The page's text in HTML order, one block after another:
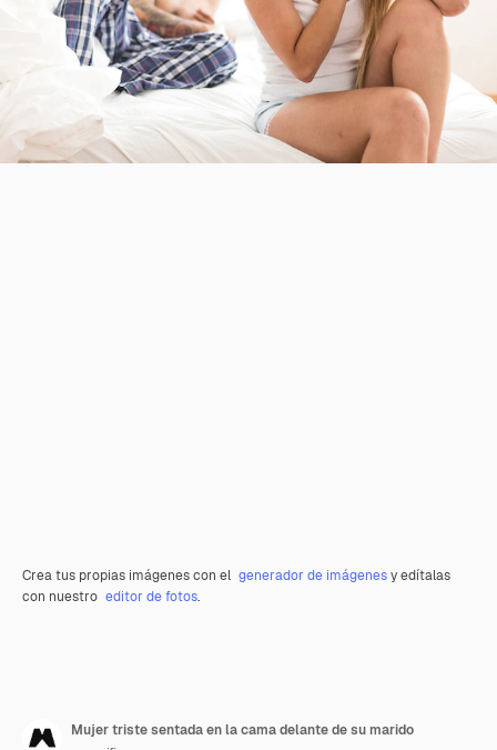
Crea tus propias imágenes con el generador de imágenesy edítalas
con nuestro editor de fotos.
Mujer triste sentada en la cama delante de su marido